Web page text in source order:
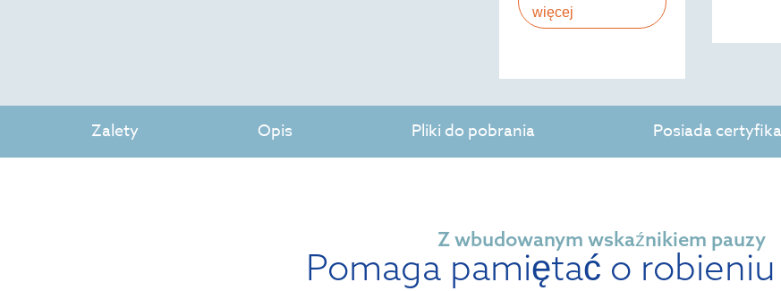
więcej
Zalety Opis Pliki do pobrania Posiada
Z wbudowanym wskaźnikiem pauzy
Pomaga pamiętać o